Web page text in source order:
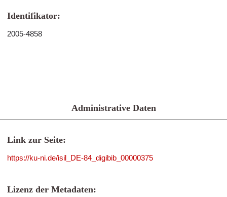
Identifikator:
2005-4858
Administrative Daten
Link zur Seite:
https://ku-ni.de/isil_DE-84_digibib_00000375
Lizenz der Metadaten: